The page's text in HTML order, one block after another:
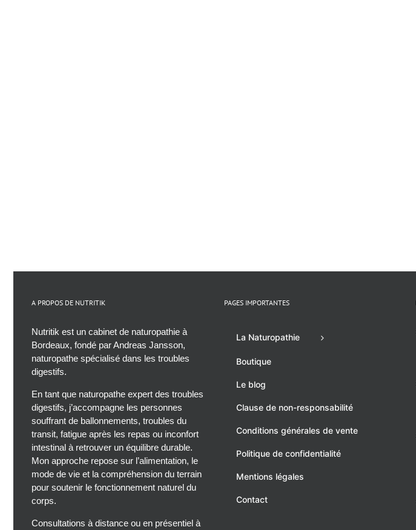
A PROPOS DE NUTRITIK
Nutritik est un cabinet de naturopathie à
Bordeaux, fondé par Andreas Jansson,
naturopathe spécialisé dans les troubles
digestifs.
En tant que naturopathe expert des troubles
digestifs, j’accompagne les personnes
souffrant de ballonnements, troubles du
transit, fatigue après les repas ou inconfort
intestinal à retrouver un équilibre durable.
Mon approche repose sur l’alimentation, le
mode de vie et la compréhension du terrain
pour soutenir le fonctionnement naturel du
corps.
Consultations à distance ou en présentiel à
PAGES IMPORTANTES
La Naturopathie
Boutique
Le blog
Clause de non-responsabilité
Conditions générales de vente
Politique de confidentialité
Mentions légales
Contact